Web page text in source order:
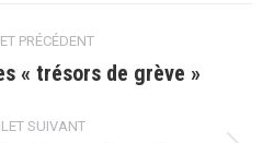
PRÉCÉDENT
Onglet
« trésors de grève »
SUIVANT